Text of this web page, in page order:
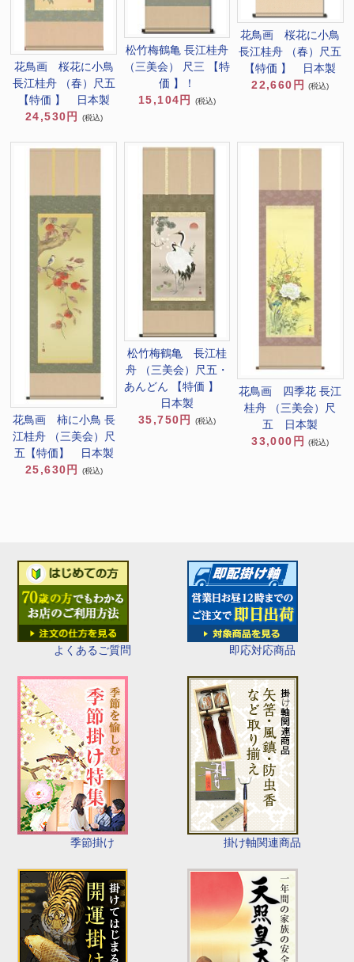
よくあるご質問 即応対応商品
季節掛け 掛け軸関連商品
花鳥画 桜花に小鳥
長江桂舟 （春）尺五
【特価 】 日本製
24,530円
(税込)
松竹梅鶴亀 長江桂舟
（三美会） 尺三 【特
価 】！
15,104円
(税込)
花鳥画 桜花に小鳥
長江桂舟 （春）尺五
【特価 】 日本製
22,660円
(税込)
花鳥画 柿に小鳥 長
江桂舟 （三美会）尺
五【特価】 日本製
25,630円
(税込)
松竹梅鶴亀 長江桂
舟 （三美会）尺五・
あんどん 【特価 】
日本製
35,750円
(税込)
花鳥画 四季花 長江
桂舟 （三美会）尺
五 日本製
33,000円
(税込)